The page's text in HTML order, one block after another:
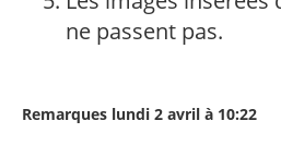
ne passent pas.
Remarques lundi 2 avril à 10:22